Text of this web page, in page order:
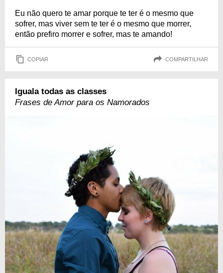
Eu não quero te amar porque te ter é o mesmo que
sofrer, mas viver sem te ter é o mesmo que morrer,
então prefiro morrer e sofrer, mas te amando!
COPIAR COMPARTILHAR
Iguala todas as classes
Frases de Amor para os Namorados